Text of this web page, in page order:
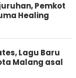
Pemkot
Healing
Lagu Baru
Malang asal